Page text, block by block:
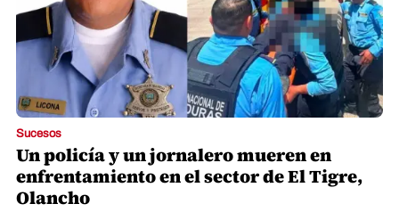
Sucesos
Un policía y un jornalero mueren en
enfrentamiento en el sector de El Tigre,
Olancho